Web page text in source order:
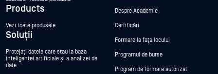
Products
Vezi toate produsele
Soluții
Protejați datele care stau la baza
inteligenței artificiale și a analizei de
date
Despre Academie
Certificări
Formare la fața locului
Programul de burse
Program de formare autorizat